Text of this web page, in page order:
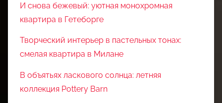
И снова бежевый: уютная монохромная
квартира в Гетеборге
Творческий интерьер в пастельных тонах:
смелая квартира в Милане
В объятьях ласкового солнца: летняя
коллекция Pottery Barn